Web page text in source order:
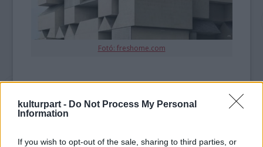
kulturpart - Do Not Process My Personal
Information
If you wish to opt-out of the sale, sharing to third parties, or
Fotó: freshome.com